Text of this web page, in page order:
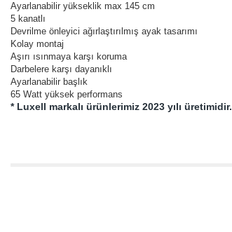
Ayarlanabilir yükseklik max 145 cm
5 kanatlı
Devrilme önleyici ağırlaştırılmış ayak tasarımı
Kolay montaj
Aşırı ısınmaya karşı koruma
Darbelere karşı dayanıklı
Ayarlanabilir başlık
65 Watt yüksek performans
* Luxell markalı ürünlerimiz 2023 yılı üretimidir.